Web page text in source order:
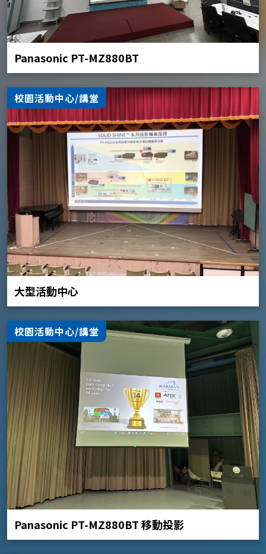
Panasonic PT-MZ880BT
校園活動中心/講堂
大型活動中心
校園活動中心/講堂
Panasonic PT-MZ880BT 移動投影